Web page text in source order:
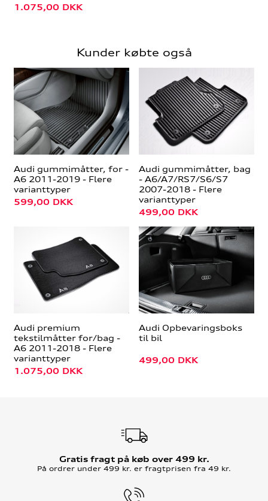
1.075,00 DKK
Kunder købte også
Audi gummimåtter, for -
A6 2011-2019 - Flere
varianttyper
599,00 DKK
Audi gummimåtter, bag
- A6/A7/RS7/S6/S7
2007-2018 - Flere
varianttyper
499,00 DKK
Audi premium
tekstilmåtter for/bag -
A6 2011-2018 - Flere
varianttyper
1.075,00 DKK
Audi Opbevaringsboks
til bil
499,00 DKK
Gratis fragt på køb over 499 kr.
På ordrer under 499 kr. er fragtprisen fra 49 kr.